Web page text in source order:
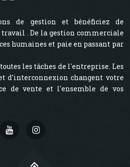
de gestion et bénéficiez de
travail . De la gestion commerciale
humaines et paie en passant par
les tâches de l'entreprise. Les
d'interconnexion changent votre
de vente et l'ensemble de vos